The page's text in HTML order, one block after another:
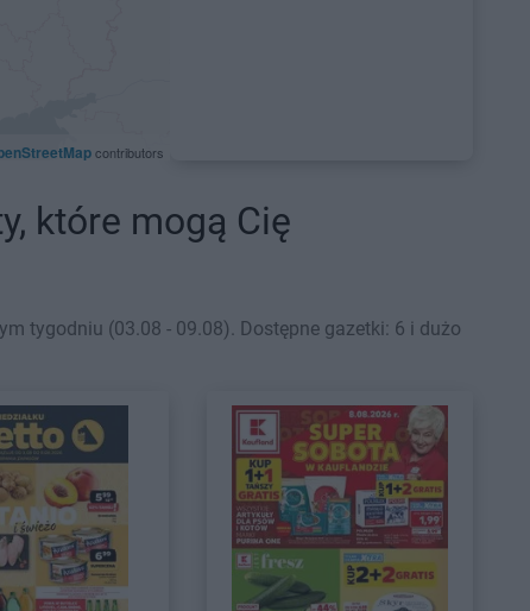
contributors
które mogą Cię
tygodniu (03.08 - 09.08). Dostępne gazetki: 6 i dużo